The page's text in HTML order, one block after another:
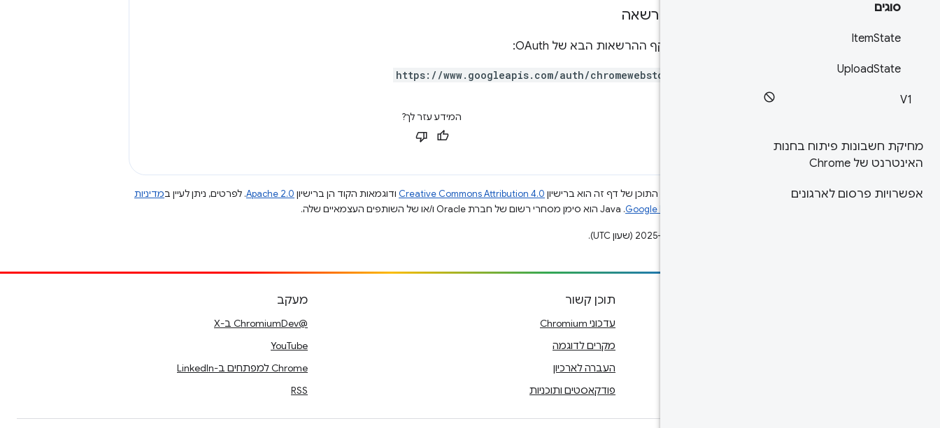
סוגים
ItemState
UploadState
V1
מחיקת חשבונות פיתוח בחנות
האינטרנט של Chrome
אפשרויות פרסום לארגונים
היקפי הרשאה
נדרש היקף ההרשאות הבא של OAuth:
https://www.googleapis.com/auth/chromewebstore
המידע עזר לך?
אלא אם צוין אחרת, התוכן של דף זה הוא ברישיון Creative Commons Attribution 4.0 ודוגמאות הקוד הן ברישיון Apache 2.0. לפרטים, ניתן לעיין במדיניות
.‏ Java הוא סימן מסחרי רשום של חברת Oracle ו/או של השותפים העצמאיים שלה.
תוכן קשור
עדכוני Chromium
מקרים לדוגמה
העברה לארכיון
פודקאסטים ותוכניות
מעקב
@ChromiumDev ב-X
YouTube
Chrome למפתחים ב-LinkedIn
RSS